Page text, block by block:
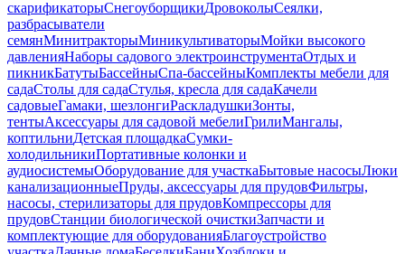
скарификаторыСнегоуборщикиДровоколыСеялки,
разбрасыватели
семянМинитракторыМиникультиваторыМойки высокого
давленияНаборы садового электроинструментаОтдых и
пикникБатутыБассейныСпа-бассейныКомплекты мебели для
садаСтолы для садаСтулья, кресла для садаКачели
садовыеГамаки, шезлонгиРаскладушкиЗонты,
тентыАксессуары для садовой мебелиГрилиМангалы,
коптильниДетская площадкаСумки-
холодильникиПортативные колонки и
аудиосистемыОборудование для участкаБытовые насосыЛюки
канализационныеПруды, аксессуары для прудовФильтры,
насосы, стерилизаторы для прудовКомпрессоры для
прудовСтанции биологической очисткиЗапчасти и
комплектующие для оборудованияБлагоустройство